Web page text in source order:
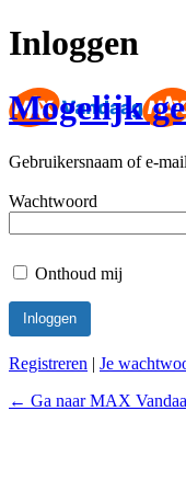
Inloggen
Mogelijk
Gebruikersnaam of e-
Wachtwoord
Onthoud mij
Registreren | Je
← Ga naar MAX